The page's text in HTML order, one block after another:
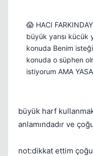
😱 HACI
büyük yarısı kücük
konuda Benim
konuda o süphen
istiyorum AMA
büyük harf
anlamındadır ve
not:dikkat ettim